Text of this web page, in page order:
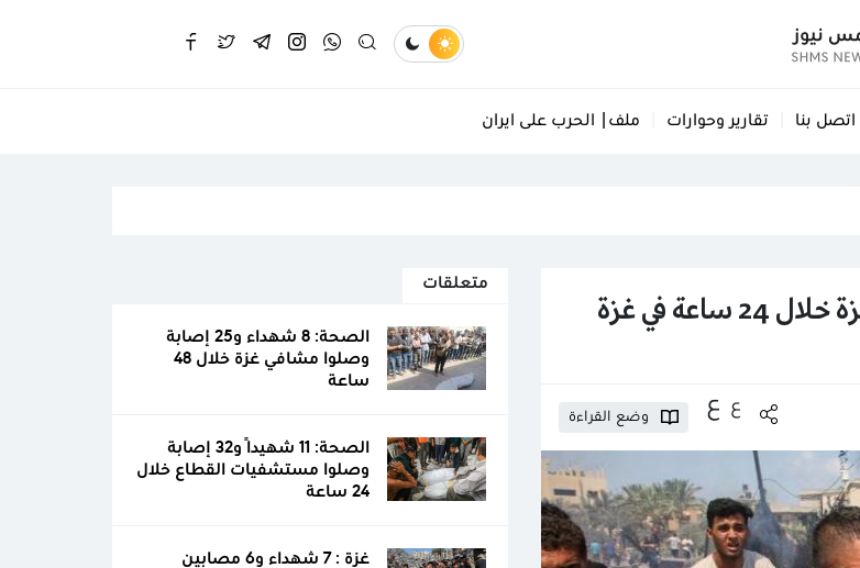
اتصل بنا تقارير وحوارات ملف| الحرب على ايران
ع ع
وضع القراءة
متعلقات
الصحة: 8 شهداء و25 إصابة
وصلوا مشافي غزة خلال 48
ساعة
الصحة: 11 شهيدًا و32 إصابة
وصلوا مستشفيات القطاع خلال
24 ساعة
غزة : 7 شهداء و6 مصابين